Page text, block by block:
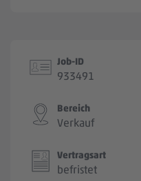
Job-ID
933491
Bereich
Verkauf
Vertragsart
befristet